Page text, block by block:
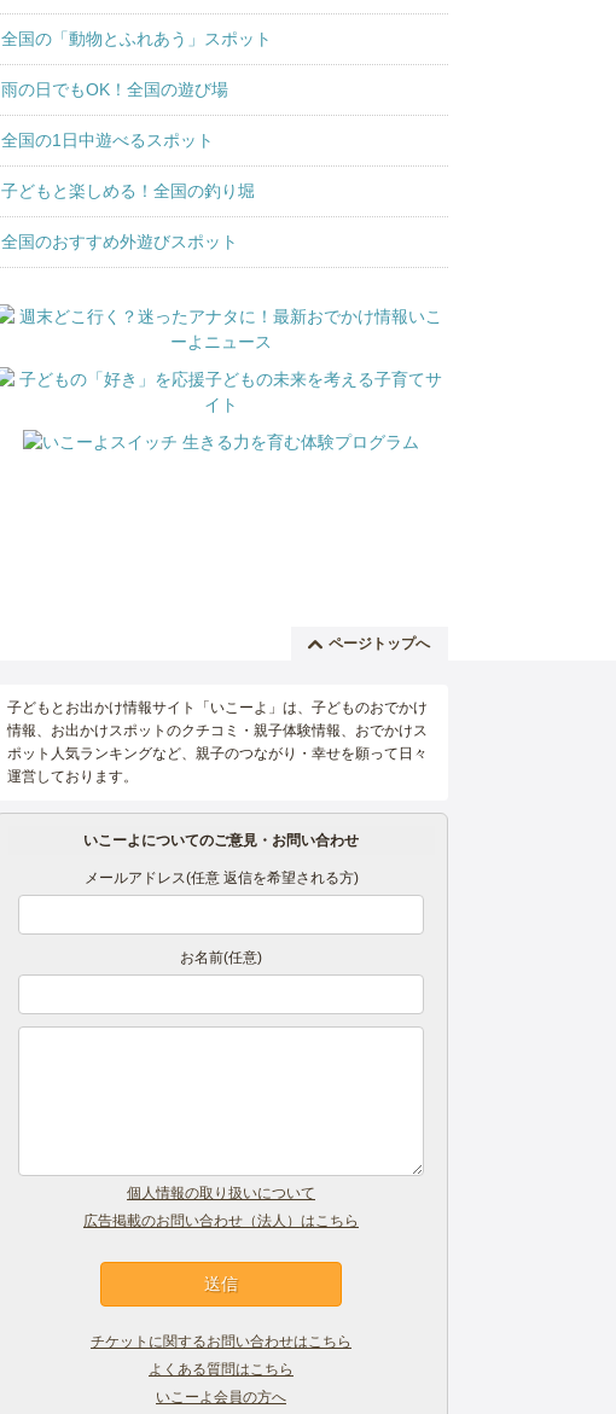
全国の「動物とふれあう」スポット
雨の日でもOK！全国の遊び場
全国の1日中遊べるスポット
子どもと楽しめる！全国の釣り堀
全国のおすすめ外遊びスポット
ページトップへ
子どもとお出かけ情報サイト「いこーよ」は、子どものおでかけ
情報、お出かけスポットのクチコミ・親子体験情報、おでかけス
ポット人気ランキングなど、親子のつながり・幸せを願って日々
運営しております。
いこーよについてのご意見・お問い合わせ
メールアドレス(任意 返信を希望される方)
お名前(任意)
個人情報の取り扱いについて
広告掲載のお問い合わせ（法人）はこちら
チケットに関するお問い合わせはこちら
よくある質問はこちら
いこーよ会員の方へ